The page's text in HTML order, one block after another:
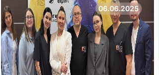
06.06.2025